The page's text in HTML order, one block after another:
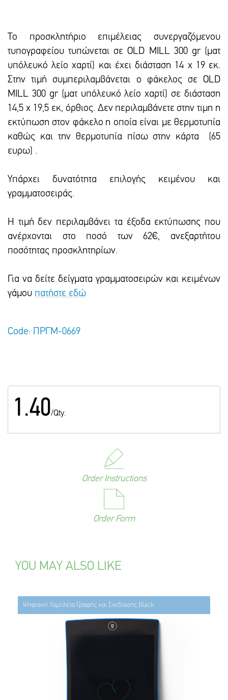
Το προσκλητήριο επιμέλειας συνεργαζόμενου
τυπογραφείου τυπώνεται σε OLD MILL 300 gr (ματ
υπόλευκό λείο χαρτί) και έxει διάσταση 14 x 19 εκ.
Στην τιμή συμπεριλαμβάνεται ο φάκελος σε OLD
MILL 300 gr (ματ υπόλευκό λείο χαρτί) σε διάσταση
14,5 x 19,5 εκ, όρθιος. Δεν περιλαμβάνετε στην τιμη η
εκτύπωση στον φάκελο η οποία είναι με θερμοτυπία
καθώς και την θερμοτυπία πίσω στην κάρτα (65
ευρω) .
Υπάρxει δυνατότητα επιλογής κειμένου και
γραμματοσειράς.
Η τιμή δεν περιλαμβάνει τα έξοδα εκτύπωσης που
ανέρχονται στο ποσό των 62€, ανεξαρτήτου
ποσότητας προσκλητηρίων.
Για να δείτε δείγματα γραμματοσειρών και κειμένων
γάμου πατήστε εδώ
Code: ΠΡΓΜ-0669
1.40/Qty.
Order Instructions
Order Form
YOU MAY ALSO LIKE
Ψηφιακή Ταμπλέτα Γραφής και Σχεδίασης Black